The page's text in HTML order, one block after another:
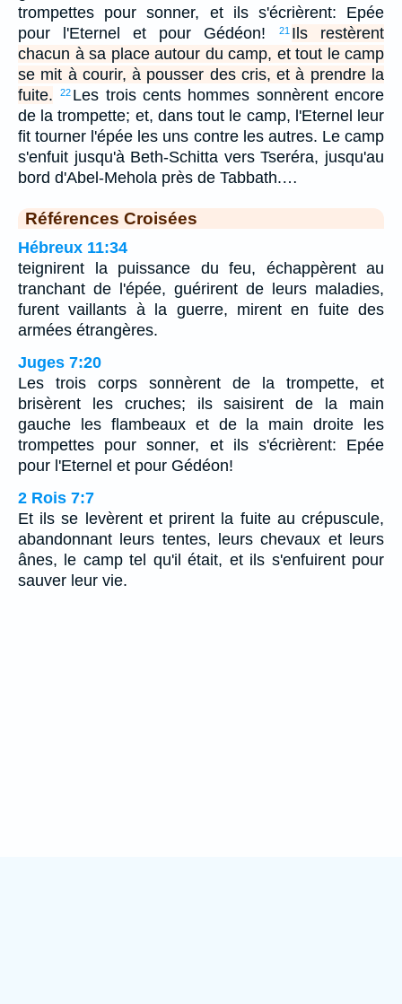
trompettes pour sonner, et ils s'écrièrent: Epée
pour l'Eternel et pour Gédéon!
21 Ils restèrent
chacun à sa place autour du camp, et tout le camp
se mit à courir, à pousser des cris, et à prendre la
fuite.
22 Les trois cents hommes sonnèrent encore
de la trompette; et, dans tout le camp, l'Eternel leur
fit tourner l'épée les uns contre les autres. Le camp
s'enfuit jusqu'à Beth-Schitta vers Tseréra, jusqu'au
bord d'Abel-Mehola près de Tabbath.…
Références Croisées
Hébreux 11:34
teignirent la puissance du feu, échappèrent au
tranchant de l'épée, guérirent de leurs maladies,
furent vaillants à la guerre, mirent en fuite des
armées étrangères.
Juges 7:20
Les trois corps sonnèrent de la trompette, et
brisèrent les cruches; ils saisirent de la main
gauche les flambeaux et de la main droite les
trompettes pour sonner, et ils s'écrièrent: Epée
pour l'Eternel et pour Gédéon!
2 Rois 7:7
Et ils se levèrent et prirent la fuite au crépuscule,
abandonnant leurs tentes, leurs chevaux et leurs
ânes, le camp tel qu'il était, et ils s'enfuirent pour
sauver leur vie.